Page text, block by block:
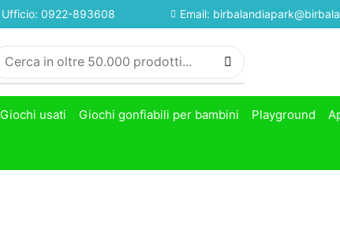
Ufficio: 0922-893608 Email:
Giochi usati Giochi gonfiabili per bambini Playground